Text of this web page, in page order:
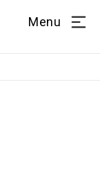
Menu